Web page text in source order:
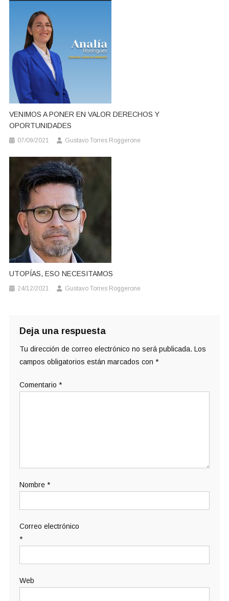
VENIMOS A PONER EN VALOR DERECHOS Y
OPORTUNIDADES
07/09/2021 Gustavo Torres Roggerone
UTOPÍAS, ESO NECESITAMOS
24/12/2021 Gustavo Torres Roggerone
Deja una respuesta
Tu dirección de correo electrónico no será publicada. Los
campos obligatorios están marcados con *
Comentario *
Nombre *
Correo electrónico
*
Web